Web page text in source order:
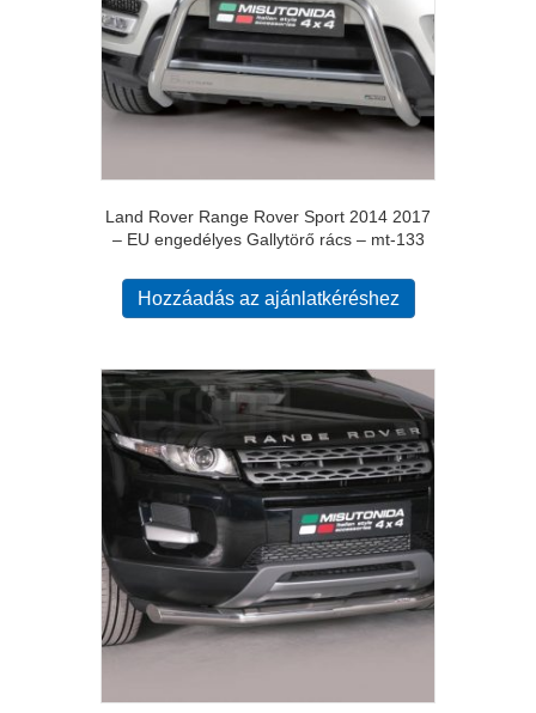
Land Rover Range Rover Sport 2014 2017
– EU engedélyes Gallytörő rács – mt-133
Hozzáadás az ajánlatkéréshez